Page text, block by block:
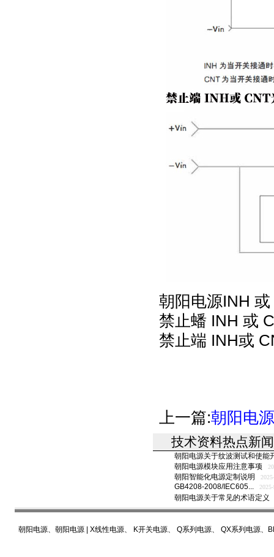
朝阳电源INH
禁止蟠 INH 或
禁止端 INH或
上一篇:朝阳电
技术资料热点新闻
朝阳电源关于纹波测试和使能
朝阳电源模块应用注意事项
朝阳智能化电源定制说明
GB4208-2008/IEC605...
朝阳电源关于常见的术语定义
朝阳电源、 朝阳电源 X线性电源、 K开关电源、 Q系列电源、 QX系列电源、